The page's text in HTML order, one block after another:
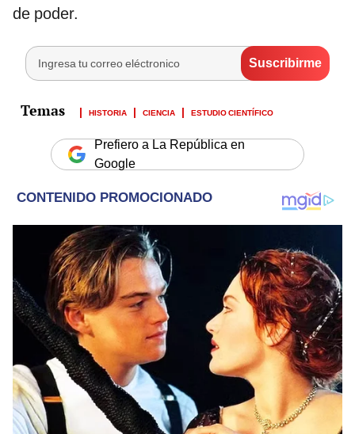
de poder.
HISTORIA CIENCIA ESTUDIO CIENTÍFICO
Prefiero a La República en
Google